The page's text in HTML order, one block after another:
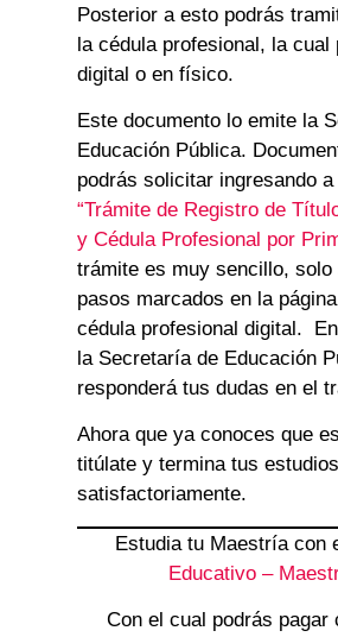
Posterior a esto podrás
la cédula profesional, la cual
digital o en físico.
Este documento lo emite la
Educación Pública.
podrás solicitar ingresando
“Trámite de Registro de
y Cédula Profesional por
trámite es muy sencillo, solo
pasos marcados en la
cédula profesional digital.
la Secretaría de Educación
responderá tus dudas en el
Ahora que ya conoces que
titúlate y termina tus estudios
satisfactoriamente.
Estudia tu Maestría con
Educativo –
Con el cual podrás pagar